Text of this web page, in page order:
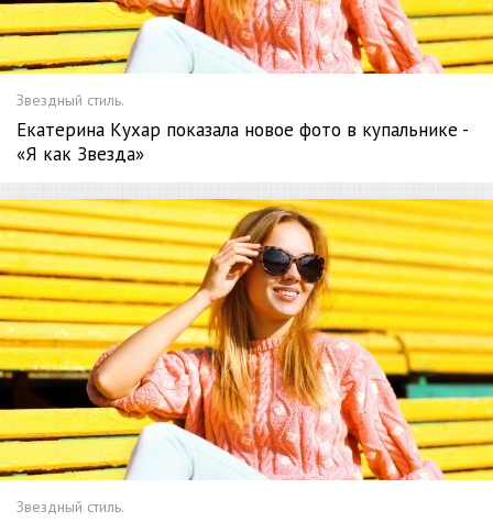
Звездный стиль.
Екатерина Кухар показала новое фото в купальнике -
«Я как Звезда»
Звездный стиль.